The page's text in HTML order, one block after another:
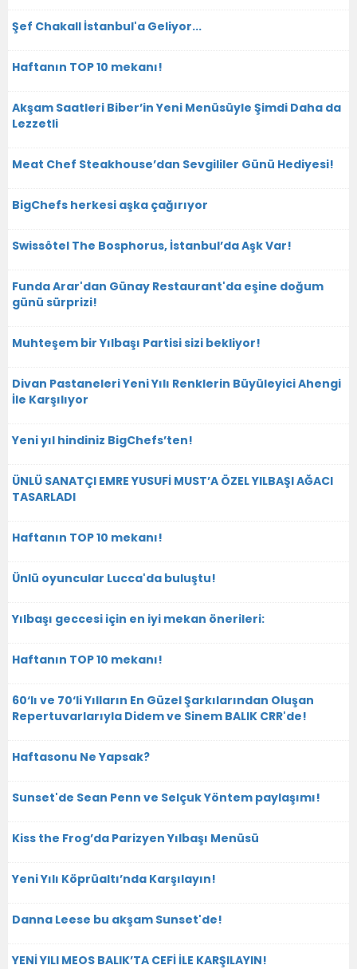
Şef Chakall İstanbul'a Geliyor...
Haftanın TOP 10 mekanı!
Akşam Saatleri Biber’in Yeni Menüsüyle Şimdi Daha da
Lezzetli
Meat Chef Steakhouse’dan Sevgililer Günü Hediyesi!
BigChefs herkesi aşka çağırıyor
Swissôtel The Bosphorus, İstanbul’da Aşk Var!
Funda Arar'dan Günay Restaurant'da eşine doğum
günü sürprizi!
Muhteşem bir Yılbaşı Partisi sizi bekliyor!
Divan Pastaneleri Yeni Yılı Renklerin Büyüleyici Ahengi
İle Karşılıyor
Yeni yıl hindiniz BigChefs’ten!
ÜNLÜ SANATÇI EMRE YUSUFİ MUST’A ÖZEL YILBAŞI AĞACI
TASARLADI
Haftanın TOP 10 mekanı!
Ünlü oyuncular Lucca'da buluştu!
Yılbaşı geccesi için en iyi mekan önerileri:
Haftanın TOP 10 mekanı!
60‘lı ve 70‘li Yılların En Güzel Şarkılarından Oluşan
Repertuvarlarıyla Didem ve Sinem BALIK CRR'de!
Haftasonu Ne Yapsak?
Sunset'de Sean Penn ve Selçuk Yöntem paylaşımı!
Kiss the Frog’da Parizyen Yılbaşı Menüsü
Yeni Yılı Köprüaltı’nda Karşılayın!
Danna Leese bu akşam Sunset'de!
YENİ YILI MEOS BALIK’TA CEFİ İLE KARŞILAYIN!